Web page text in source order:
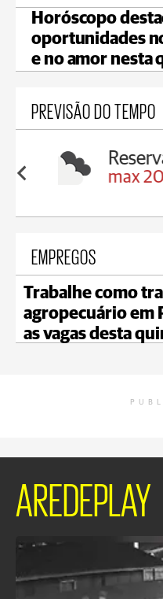
Horóscopo
oportunidades
e no amor nesta
PREVISÃO DO TEMPO
17°C
EMPREGOS
Trabalhe como
agropecuário em
as vagas desta
AREDEPLAY